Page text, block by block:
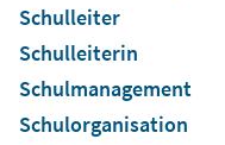
Schulleiter
Schulleiterin
Schulmanagement
Schulorganisation